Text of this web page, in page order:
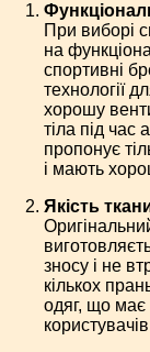
При виборі
на
спортивні
технології
хорошу
тіла під
пропонує
і мають
Якість
зносу і не
кількох
одяг, що має